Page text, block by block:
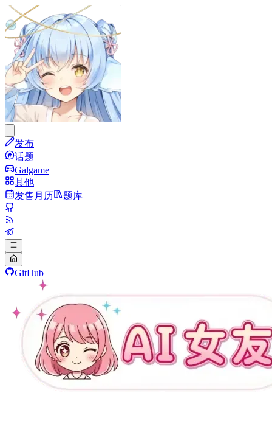
发布
话题
Galgame
其他
发售月历
题库
GitHub